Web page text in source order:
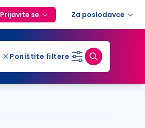
Prijavite se Za poslodavce
Poništite filtere